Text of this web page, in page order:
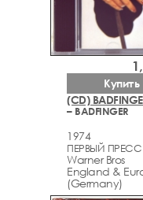
(CD)
– BADFINGER
1974
ПЕРВЫЙ ПРЕСС
Warner Bros
England &
(Germany)
Купить